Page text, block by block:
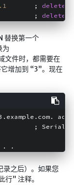
.1
       ;
delete
;
delete
替换第一个
件时，都需要在
增加到 “3”。现在
; Serial
.
录之后）。如果您
” 注释。